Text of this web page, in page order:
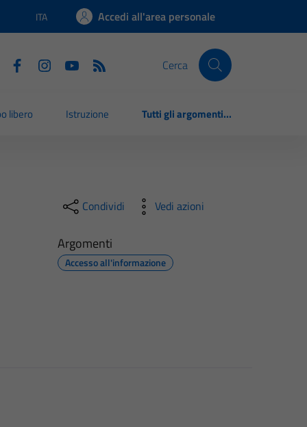
Lingua attiva:
ITA Accedi all'area personale
Cerca
libero Istruzione Tutti gli argomenti...
Condividi Vedi azioni
Argomenti
Accesso all'informazione